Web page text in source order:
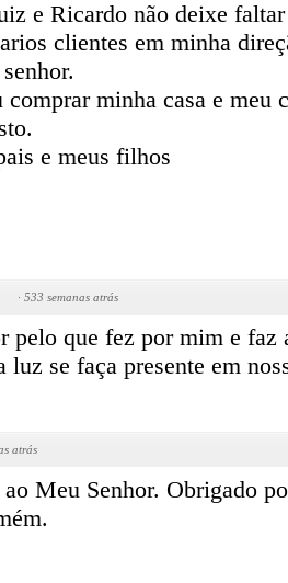
e Ricardo não deixe faltar
clientes em minha
minha casa e meu
e meus filhos
· 533 semanas atrás
pelo que fez por mim e faz
luz se faça presente em
atrás
Meu Senhor. Obrigado